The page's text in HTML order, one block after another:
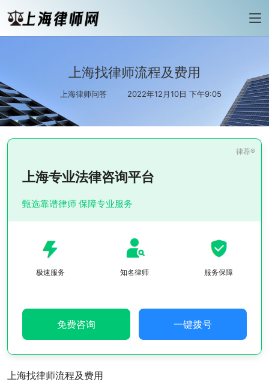
上海找律师流程及费用
上海律师问答 2022年12月10日 下午9:05
上海专业法律咨询平台
甄选靠谱律师 保障专业服务
极速服务 知名律师 服务保障
免费咨询 一键拨号
上海找律师流程及费用